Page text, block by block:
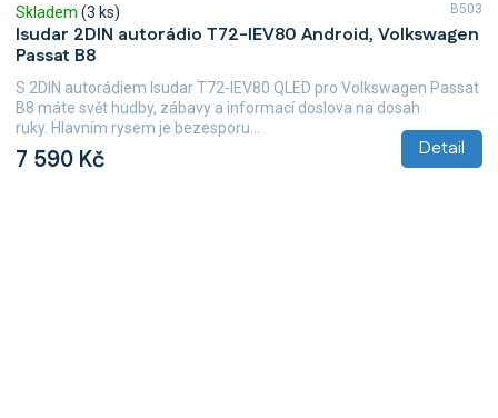
Isudar 2DIN autorádio T72-IEV80 Android, Volkswagen
Passat B8
Skladem (3 ks)
7 590 Kč Detail
S 2DIN autorádiem Isudar T72-IEV80 QLED pro Volkswagen Passat
B8 máte svět hudby, zábavy a informací doslova na dosah
ruky. Hlavním rysem je bezesporu...
B503